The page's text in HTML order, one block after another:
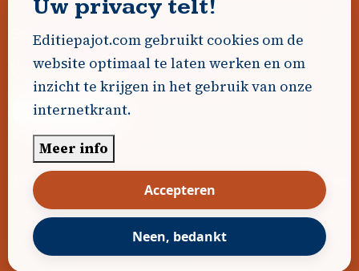
Geen advertenties gevonden.
Uw advertentie hier? Contacteer ons!
Word Partner!
© 2026 Editiepajot.com
Algemene voorwaarden
|Disclaimer Privacybeleid Cookiebeleid|
Gerealiseerd doorDavidHosse.net
Uw privacy telt!
Editiepajot.com gebruikt cookies om de
website optimaal te laten werken en om
inzicht te krijgen in het gebruik van onze
internetkrant.
Meer info
Accepteren
Neen, bedankt